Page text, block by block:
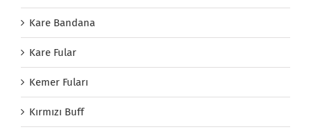
Kare Bandana
Kare Fular
Kemer Fuları
Kırmızı Buff